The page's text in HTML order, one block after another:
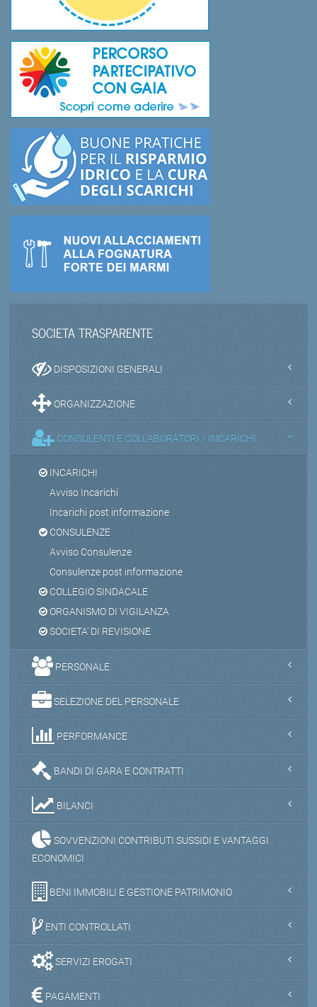
SOCIETA TRASPARENTE
DISPOSIZIONI GENERALI
ORGANIZZAZIONE
CONSULENTI E COLLABORATORI / INCARICHI
INCARICHI
Avviso Incarichi
Incarichi post informazione
CONSULENZE
Avviso Consulenze
Consulenze post informazione
COLLEGIO SINDACALE
ORGANISMO DI VIGILANZA
SOCIETA' DI REVISIONE
PERSONALE
SELEZIONE DEL PERSONALE
PERFORMANCE
BANDI DI GARA E CONTRATTI
BILANCI
SOVVENZIONI CONTRIBUTI SUSSIDI E VANTAGGI
ECONOMICI
BENI IMMOBILI E GESTIONE PATRIMONIO
ENTI CONTROLLATI
SERVIZI EROGATI
PAGAMENTI